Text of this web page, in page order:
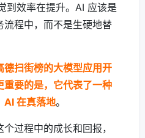
到效率在提升。AI 应该是
程中，而不是生硬地替
德扫街榜的大模型应用开
要的是，它代表了一种
在真落地。
过程中的成长和回报，